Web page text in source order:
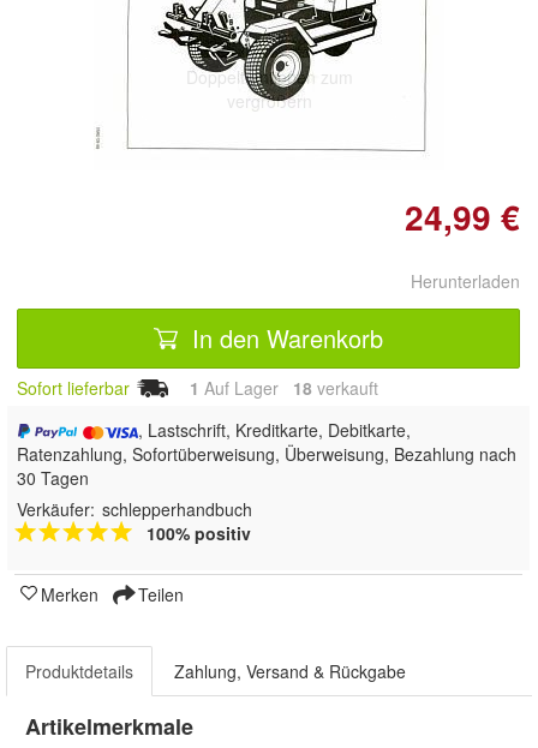
Doppelt antippen zum
vergrößern
24,99 €
Herunterladen
In den Warenkorb
Sofort lieferbar 1 Auf Lager 18 verkauft
, Lastschrift, Kreditkarte, Debitkarte,
Ratenzahlung, Sofortüberweisung, Überweisung, Bezahlung nach
30 Tagen
Verkäufer: schlepperhandbuch
100% positiv
Merken Teilen
Produktdetails Zahlung, Versand & Rückgabe
Artikelmerkmale